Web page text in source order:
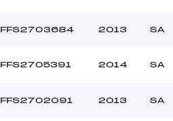
FFS2703684 2013 SA
FFS2705391 2014 SA
FFS2702091 2013 SA